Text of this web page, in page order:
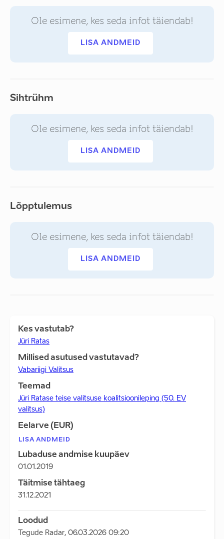
Ole esimene, kes seda infot täiendab!
LISA ANDMEID
Sihtrühm
Ole esimene, kes seda infot täiendab!
LISA ANDMEID
Lõpptulemus
Ole esimene, kes seda infot täiendab!
LISA ANDMEID
Kes vastutab?
Jüri Ratas
Millised asutused vastutavad?
Vabariigi Valitsus
Teemad
Jüri Ratase teise valitsuse koalitsioonileping (50. EV
valitsus)
Eelarve (EUR)
LISA ANDMEID
Lubaduse andmise kuupäev
01.01.2019
Täitmise tähtaeg
31.12.2021
Loodud
Tegude Radar, 06.03.2026 09:20